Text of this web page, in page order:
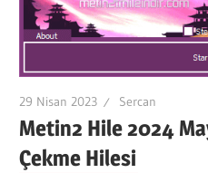
29 Nisan 2023 Sercan
Metin2 Hile 2024
Çekme Hilesi